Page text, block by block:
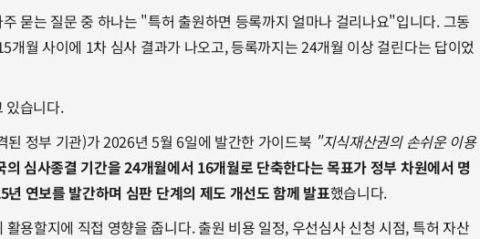
묻는 질문 중 하나는 "특허 출원하면 등록까지 얼마나 걸리나요"입니다. 그동
개월 사이에 1차 심사 결과가 나오고, 등록까지는 24개월 이상 걸린다는 답이었
있습니다.
정부 기관)가 2026년 5월 6일에 발간한 가이드북 "지식재산권의 손쉬운 이용
심사종결 기간을 24개월에서 16개월로 단축한다는 목표가 정부 차원에서 명
년 연보를 발간하며 심판 단계의 제도 개선도 함께 발표했습니다.
용할지에 직접 영향을 줍니다. 출원 비용 일정, 우선심사 신청 시점, 특허 자산